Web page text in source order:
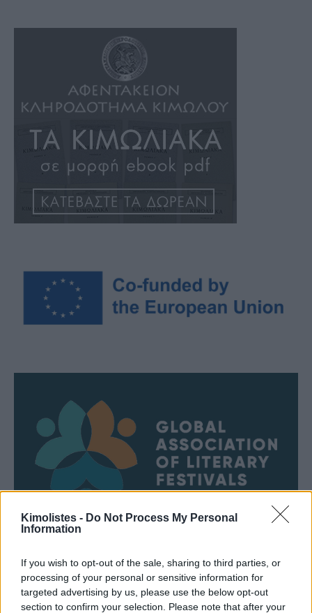
Kimolistes - Do Not Process My Personal
Information
If you wish to opt-out of the sale, sharing to third parties, or
processing of your personal or sensitive information for
targeted advertising by us, please use the below opt-out
section to confirm your selection. Please note that after your